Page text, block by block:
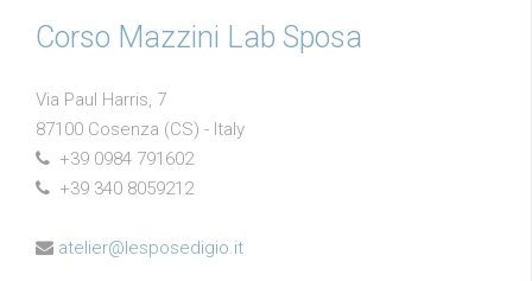
Corso Mazzini Lab Sposa
Via Paul Harris, 7
87100 Cosenza (CS) - Italy
+39 0984 791602
+39 340 8059212
atelier@lesposedigio.it